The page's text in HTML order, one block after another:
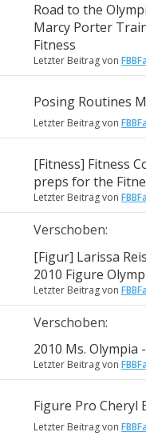
Road to the
Marcy Porter
Fitness
Letzter Beitrag von
Posing Routines
Letzter Beitrag von
[Fitness] Fitness
preps for the
Letzter Beitrag von
Verschoben:
[Figur] Larissa
2010 Figure
Letzter Beitrag von
Verschoben:
2010 Ms. Olympia
Letzter Beitrag von
Figure Pro Cheryl
Letzter Beitrag von